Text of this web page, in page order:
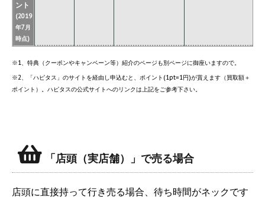
ント
(2019
年7月
時点)
※1、特典（クーポンやキャンペーン等）紹介のページも別ページに御座いますので。
※2、「ハピタス」のサイトを経由し申込むと、ポイント(1pt=1円)が貰えます（買取額＋
ポイント）。ハピタスの公式サイトへのリンクは上記をご参考下さい。
「店頭（実店舗）」で売る場合
店頭に直接持って行き売る場合、待ち時間がネックです